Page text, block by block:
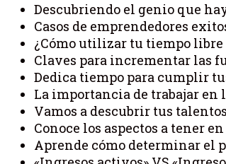
Descubriendo el genio que
Casos de emprendedores
¿Cómo utilizar tu tiempo libre
Claves para incrementar las
Dedica tiempo para cumplir
La importancia de trabajar en
Vamos a descubrir tus
Conoce los aspectos a tener
Aprende cómo determinar el